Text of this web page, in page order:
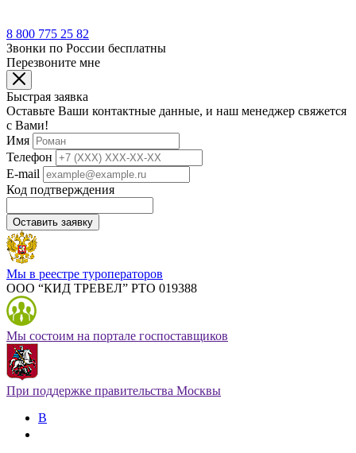
8 800 775 25 82
Звонки по России бесплатны
Перезвоните мне
Быстрая заявка
Оставьте Ваши контактные данные, и наш менеджер свяжется
с Вами!
Имя
Телефон
E-mail
Код подтверждения
Оставить заявку
Мы в реестре туроператоров
ООО “КИД ТРЕВЕЛ” РТО 019388
Мы состоим на портале госпоставщиков
При поддержке правительства Москвы
В